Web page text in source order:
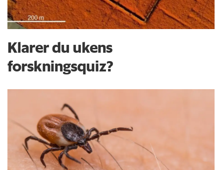
Klarer du ukens
forskningsquiz?